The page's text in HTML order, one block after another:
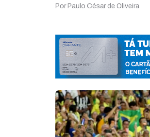
Por Paulo César de Oliveira